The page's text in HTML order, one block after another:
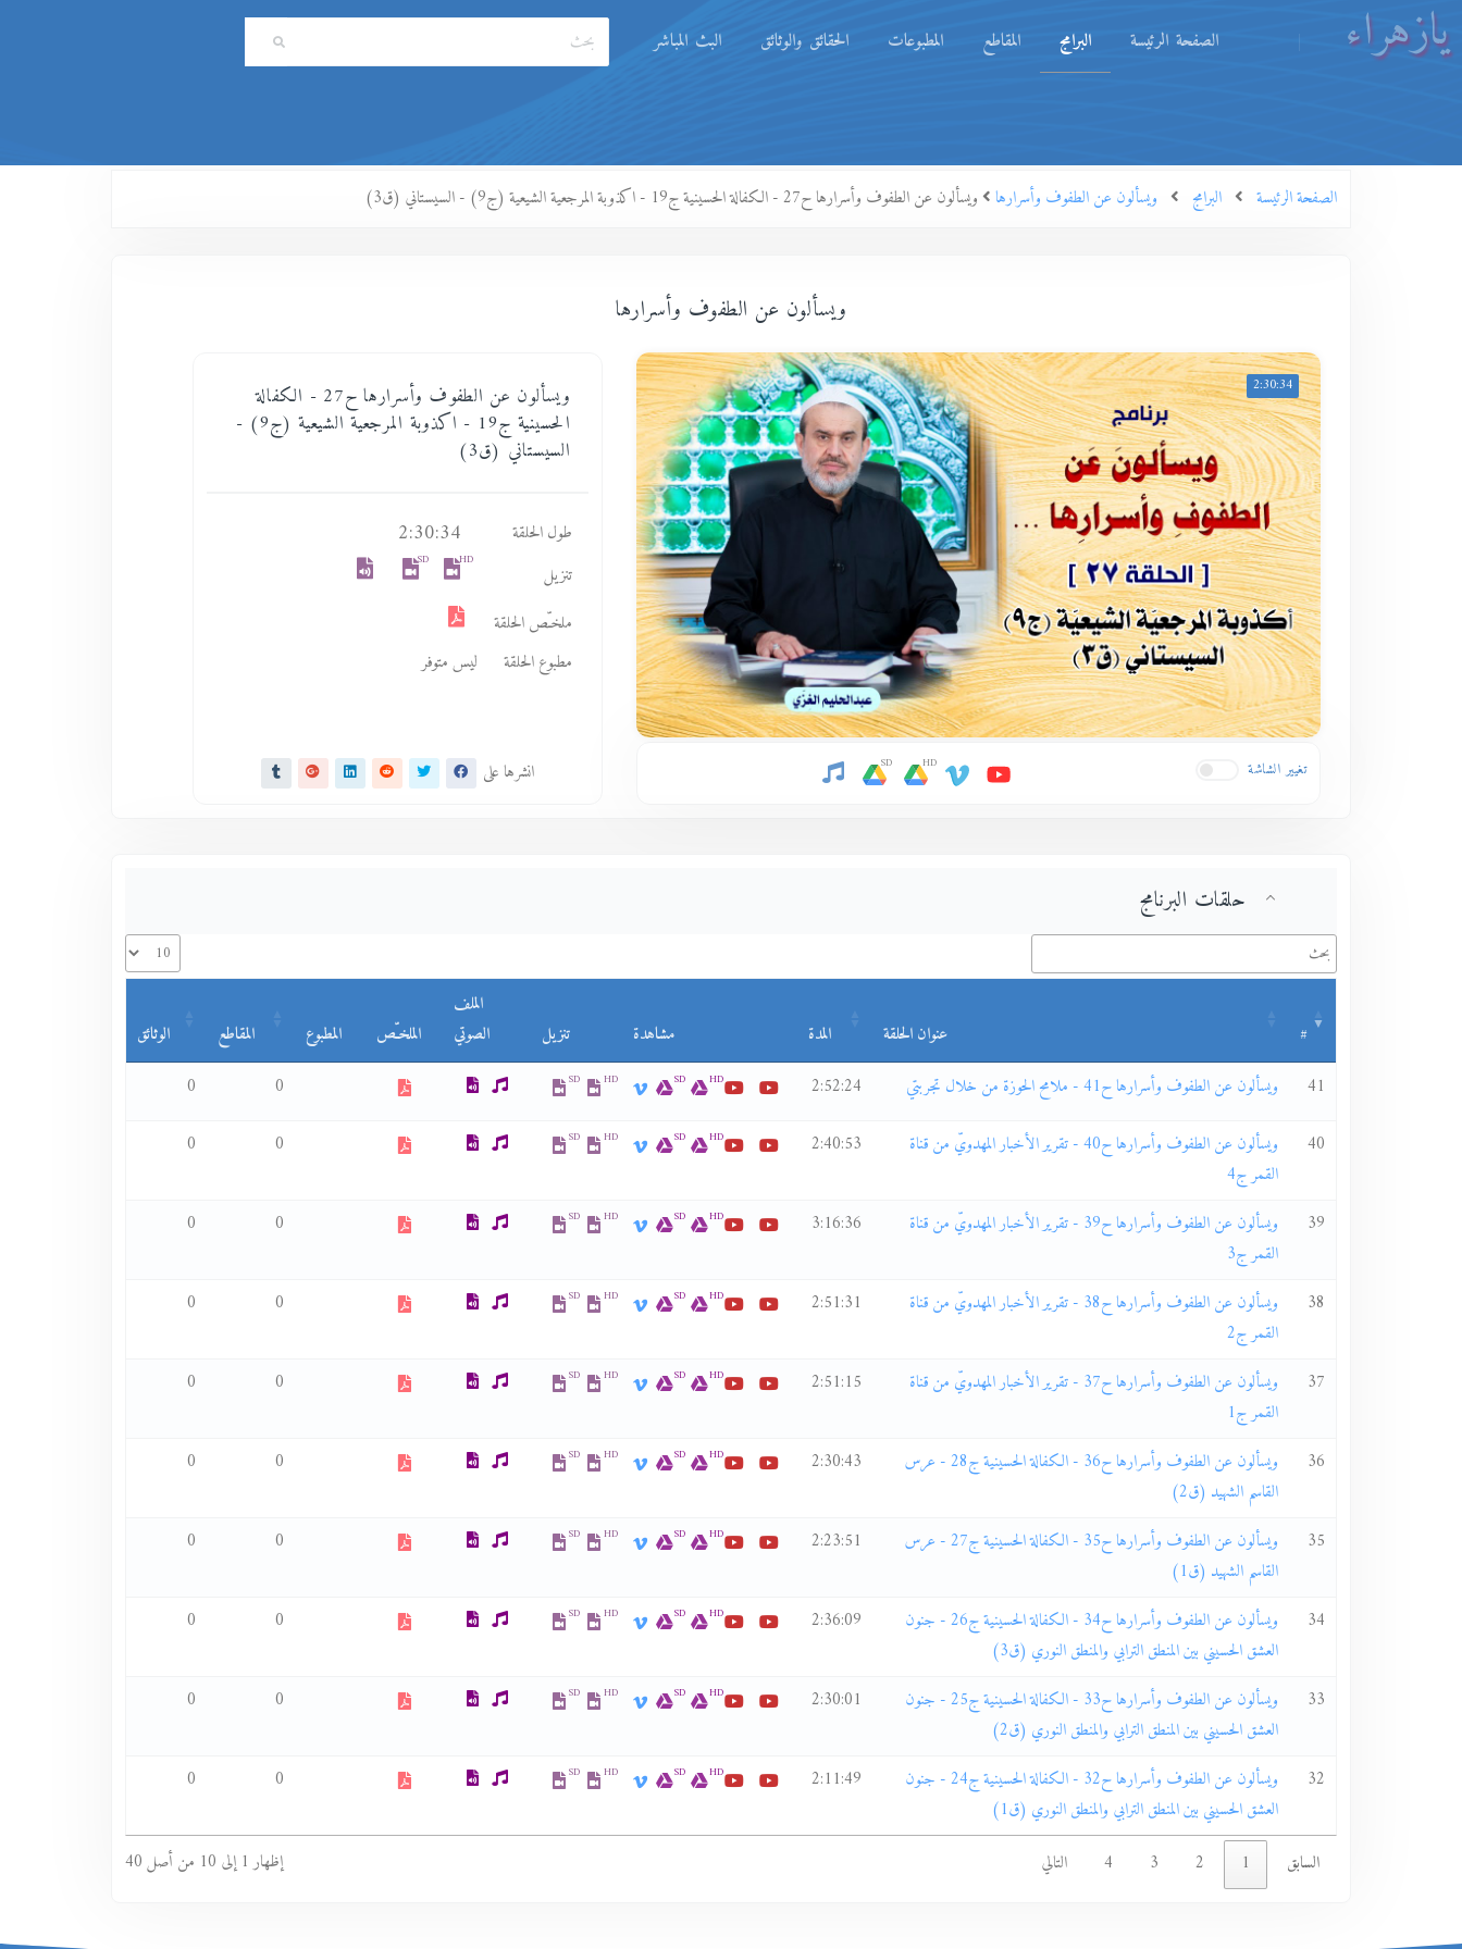
الصفحة الرئيسة البرامج المقاطع المطبوعات الحقائق والوثائق البث المباشر يازهراء
الصفحة الرئيسة البرامج ويسألون عن الطفوف وأسرارها ويسألون عن الطفوف وأسرارها ح27 - الكفالة الحسينية ج19 - اكذوبة المرجعية الشيعية (ج9) - السيستاني (ق3)
ويسألون عن الطفوف وأسرارها
2:30:34
تغيير الشاشة HD
SD
ويسألون عن الطفوف وأسرارها ح27 - الكفالة
الحسينية ج19 - اكذوبة المرجعية الشيعية (ج9) -
السيستاني (ق3)
طول الحلقة 2:30:34
تنزيل
HD
SD
ملخـّص الحلقة
مطبوع الحلقة
ليس متوفر
انشرها على
حلقات البرنامج
# عنوان الحلقة المدة مشاهدة تنزيل
الملف
الصوتي
الملخـّص المطبوع المقاطع
الوثائق
41
ويسألون عن الطفوف وأسرارها ح41 - ملامح الحوزة من خلال تجربتي 2:52:24
HD
SD
HD
SD
0
0
40
ويسألون عن الطفوف وأسرارها ح40 - تقرير الأخبار المهدويّ من قناة
القمر ج4
2:40:53
HD
SD
HD
SD
0
0
39
ويسألون عن الطفوف وأسرارها ح39 - تقرير الأخبار المهدويّ من قناة
القمر ج3
3:16:36
HD
SD
HD
SD
0
0
38
ويسألون عن الطفوف وأسرارها ح38 - تقرير الأخبار المهدويّ من قناة
القمر ج2
2:51:31
HD
SD
HD
SD
0
0
37
ويسألون عن الطفوف وأسرارها ح37 - تقرير الأخبار المهدويّ من قناة
القمر ج1
2:51:15
HD
SD
HD
SD
0
0
36
ويسألون عن الطفوف وأسرارها ح36 - الكفالة الحسينية ج28 - عرس
القاسم الشهيد (ق2)
2:30:43
HD
SD
HD
SD
0
0
35
ويسألون عن الطفوف وأسرارها ح35 - الكفالة الحسينية ج27 - عرس
القاسم الشهيد (ق1)
2:23:51
HD
SD
HD
SD
0
0
34
ويسألون عن الطفوف وأسرارها ح34 - الكفالة الحسينية ج26 - جنون
العشق الحسيني بين المنطق الترابي والمنطق النوري (ق3)
2:36:09
HD
SD
HD
SD
0
0
33
ويسألون عن الطفوف وأسرارها ح33 - الكفالة الحسينية ج25 - جنون
العشق الحسيني بين المنطق الترابي والمنطق النوري (ق2)
2:30:01
HD
SD
HD
SD
0
0
32
ويسألون عن الطفوف وأسرارها ح32 - الكفالة الحسينية ج24 - جنون
العشق الحسيني بين المنطق الترابي والمنطق النوري (ق1)
2:11:49
HD
SD
HD
SD
0
0
إظهار 1 إلى 10 من أصل 40 السابق 1
2
3
4 التالي